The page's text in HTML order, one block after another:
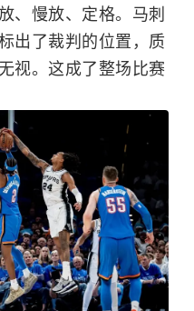
、慢放、定格。马刺
出了裁判的位置，质
视。这成了整场比赛